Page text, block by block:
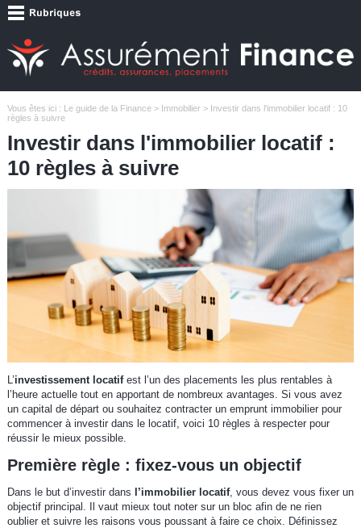
Vous êtes ici : Le guide de la Finance> Immobilier> Investir dans l'immobilier locatif : 10
règles à suivre
Investir dans l'immobilier locatif :
10 règles à suivre
L’investissement locatif est l’un des placements les plus rentables à
l’heure actuelle tout en apportant de nombreux avantages. Si vous avez
un capital de départ ou souhaitez contracter un emprunt immobilier pour
commencer à investir dans le locatif, voici 10 règles à respecter pour
réussir le mieux possible.
Première règle : fixez-vous un objectif
Dans le but d’investir dans l’immobilier locatif, vous devez vous fixer un
objectif principal. Il vaut mieux tout noter sur un bloc afin de ne rien
oublier et suivre les raisons vous poussant à faire ce choix. Définissez